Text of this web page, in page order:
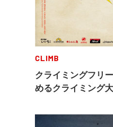
CLIMB
クライミングフリ
めるクライミング